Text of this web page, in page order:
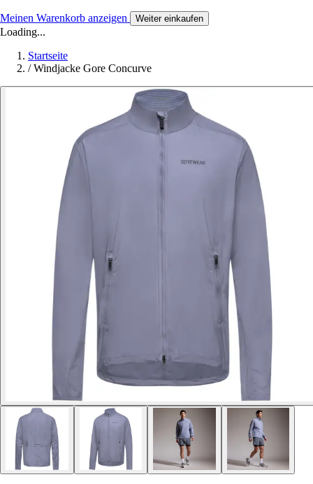
Meinen Warenkorb anzeigen Weiter einkaufen
Loading...
Startseite
/ Windjacke Gore Concurve